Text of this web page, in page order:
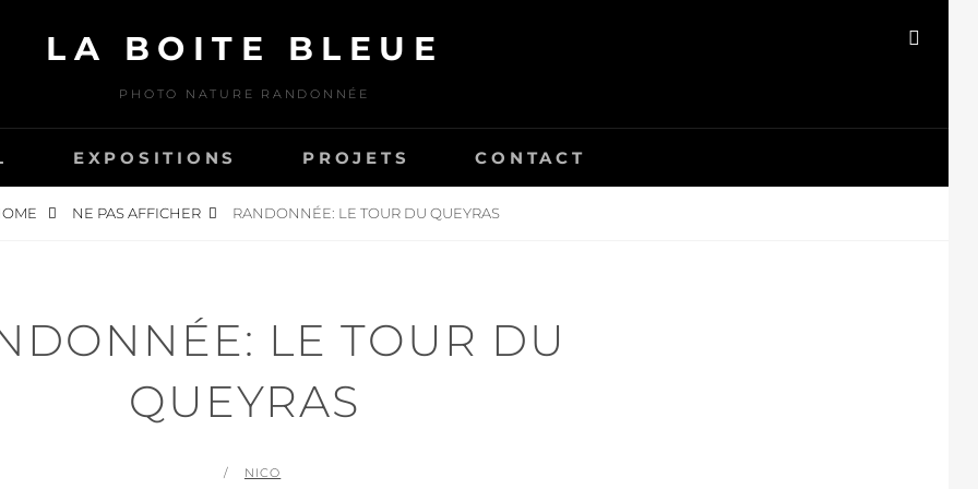
LA BOITE BLEUE
PHOTO NATURE RANDONNÉE
EXPOSITIONS PROJETS CONTACT
NE PAS AFFICHER RANDONNÉE: LE TOUR DU QUEYRAS
LE TOUR DU
QUEYRAS
POSTED
BY
NICO